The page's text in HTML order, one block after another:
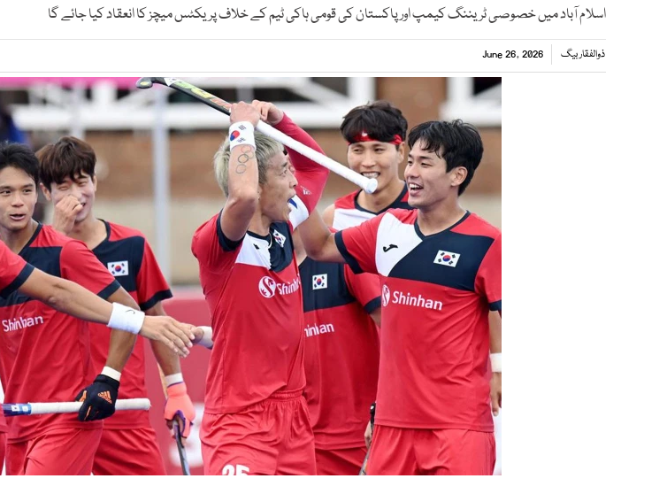
اسلام آباد میں خصوصی ٹریننگ کیمپ اور پاکستان کی قومی ہاکی ٹیم کے خلاف پریکٹس میچز کا انعقاد کیا جائے گا
ذوالفقار بیگ June 26, 2026